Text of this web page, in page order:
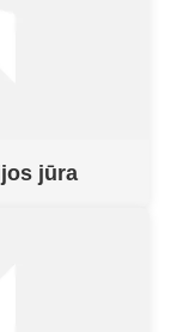
jūra